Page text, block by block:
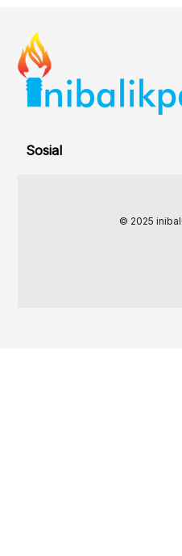
Sosial
© 2025